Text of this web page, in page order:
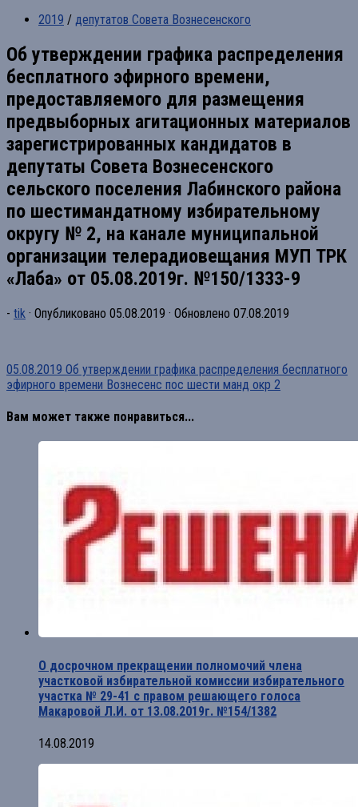
2019 / депутатов Совета Вознесенского
Об утверждении графика распределения
бесплатного эфирного времени,
предоставляемого для размещения
предвыборных агитационных материалов
зарегистрированных кандидатов в
депутаты Совета Вознесенского
сельского поселения Лабинского района
по шестимандатному избирательному
округу № 2, на канале муниципальной
организации телерадиовещания МУП ТРК
«Лаба» от 05.08.2019г. №150/1333-9
- tik · Опубликовано 05.08.2019 · Обновлено 07.08.2019
05.08.2019 Об утверждении графика распределения бесплатного
эфирного времени Вознесенс пос шести манд окр 2
Вам может также понравиться...
О досрочном прекращении полномочий члена
участковой избирательной комиссии избирательного
участка № 29-41 с правом решающего голоса
Макаровой Л.И. от 13.08.2019г. №154/1382
14.08.2019